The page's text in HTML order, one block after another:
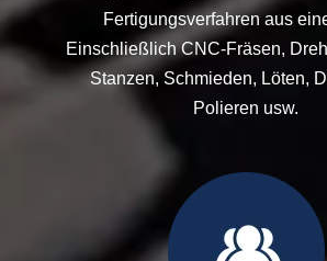
Fertigungsverfahren aus
Einschließlich CNC-Fräsen,
Stanzen, Schmieden, Löten,
Polieren usw.